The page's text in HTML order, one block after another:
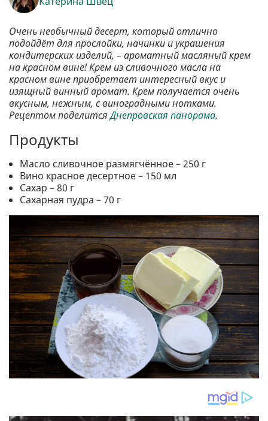
Очень необычный десерт, который отлично
подойдёт для прослойки, начинки и украшения
кондитерских изделий, – ароматный масляный крем
на красном вине! Крем из сливочного масла на
красном вине приобретает интересный вкус и
изящный винный аромат. Крем получается очень
вкусным, нежным, с виноградными нотками.
Рецептом поделитсяДнепровская панорама.
Продукты
Масло сливочное размягчённое – 250 г
Вино красное десертное – 150 мл
Сахар – 80 г
Сахарная пудра – 70 г